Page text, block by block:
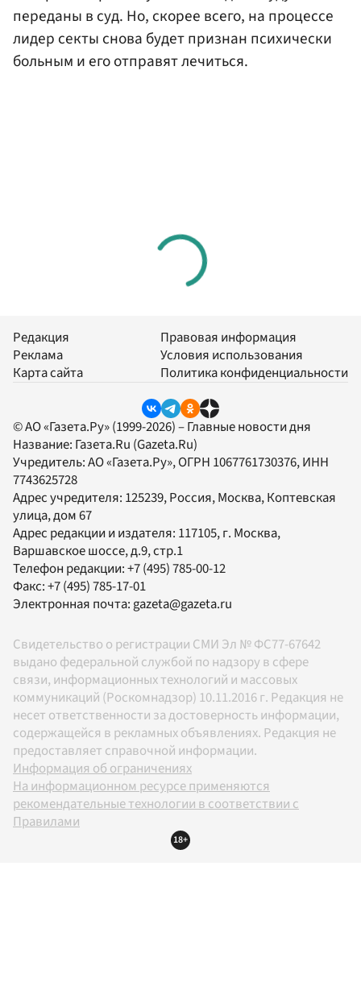
переданы в суд. Но, скорее всего, на процессе
лидер секты снова будет признан психически
больным и его отправят лечиться.
Редакция
Реклама
Карта сайта
Правовая информация
Условия использования
Политика конфиденциальности
© АО «Газета.Ру» (1999-2026) – Главные новости дня
Название: Газета.Ru (Gazeta.Ru)
Учредитель:АО «Газета.Ру», ОГРН 1067761730376, ИНН
7743625728
Адрес учредителя: 125239, Россия, Москва, Коптевская
улица, дом 67
Адрес редакции и издателя: 117105, г. Москва,
Варшавское шоссе, д.9, стр.1
Телефон редакции:+7 (495) 785-00-12
Факс:+7 (495) 785-17-01
Электронная почта: gazeta@gazeta.ru
Свидетельство о регистрации СМИ Эл № ФС77-67642
выдано федеральной службой по надзору в сфере
связи, информационных технологий и массовых
коммуникаций (Роскомнадзор) 10.11.2016 г. Редакция не
несет ответственности за достоверность информации,
содержащейся в рекламных объявлениях. Редакция не
предоставляет справочной информации.
Информация об ограничениях
На информационном ресурсе применяются
рекомендательные технологии в соответствии с
Правилами
18+